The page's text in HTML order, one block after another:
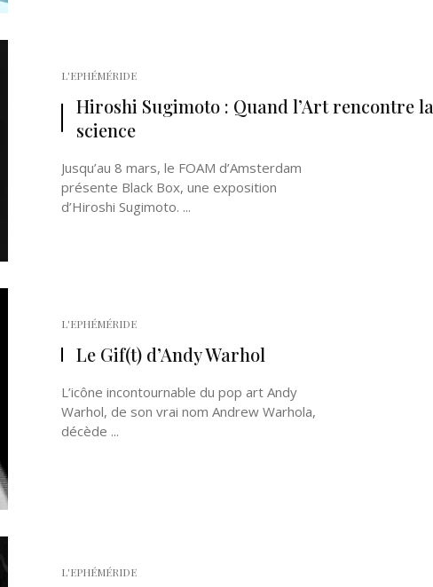
L'EPHÉMÉRIDE
Hiroshi Sugimoto : Quand l’Art rencontre la
science
Jusqu’au 8 mars, le FOAM d’Amsterdam
présente Black Box, une exposition
d’Hiroshi Sugimoto. ...
L'EPHÉMÉRIDE
Le Gif(t) d’Andy Warhol
L’icône incontournable du pop art Andy
Warhol, de son vrai nom Andrew Warhola,
décède ...
L'EPHÉMÉRIDE